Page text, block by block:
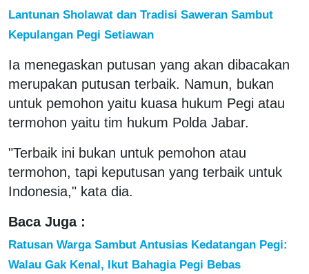
Lantunan Sholawat dan Tradisi Saweran Sambut
Kepulangan Pegi Setiawan
Ia menegaskan putusan yang akan dibacakan
merupakan putusan terbaik. Namun, bukan
untuk pemohon yaitu kuasa hukum Pegi atau
termohon yaitu tim hukum Polda Jabar.
"Terbaik ini bukan untuk pemohon atau
termohon, tapi keputusan yang terbaik untuk
Indonesia," kata dia.
Baca Juga :
Ratusan Warga Sambut Antusias Kedatangan Pegi:
Walau Gak Kenal, Ikut Bahagia Pegi Bebas